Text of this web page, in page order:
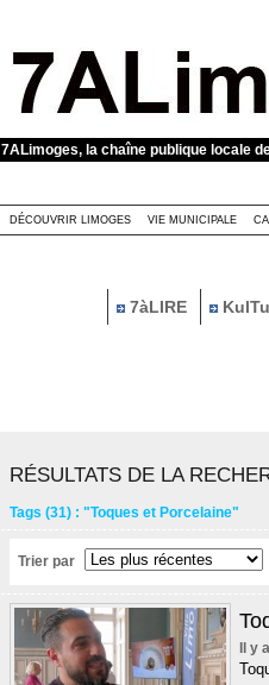
7ALimoges, la chaîne publique locale
DÉCOUVRIR LIMOGES VIE MUNICIPALE
7àLIRE
RÉSULTATS DE LA
Tags (31) : "Toques et Porcelaine"
Trier par
Il y